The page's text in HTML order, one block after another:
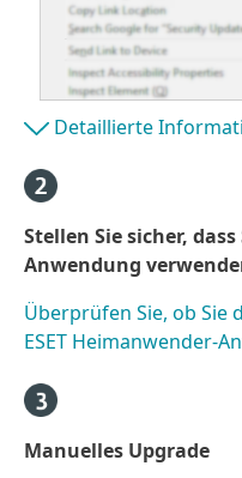
Detaillierte
Stellen Sie sicher,
Anwendung
Überprüfen Sie, ob Sie
ESET Heimanwender-
Manuelles Upgrade